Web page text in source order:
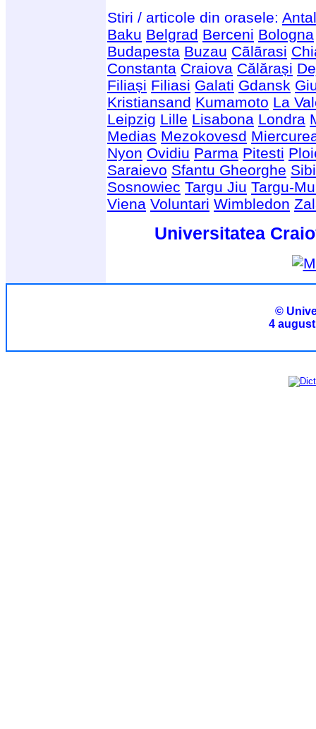
Stiri / articole din orasele:
Baku Belgrad Berceni Bologna
Budapesta Buzau Cãlãrasi
Constanta Craiova Călărași
Filiași Filiasi Galati Gdansk
Kristiansand Kumamoto La
Leipzig Lille Lisabona Londra
Medias Mezokovesd
Nyon Ovidiu Parma Pitesti
Saraievo Sfantu Gheorghe
Sosnowiec Targu Jiu Targu-
Viena Voluntari Wimbledon
Universitatea
©
4